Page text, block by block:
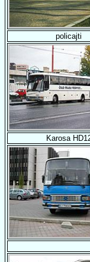
policajti
Karosa